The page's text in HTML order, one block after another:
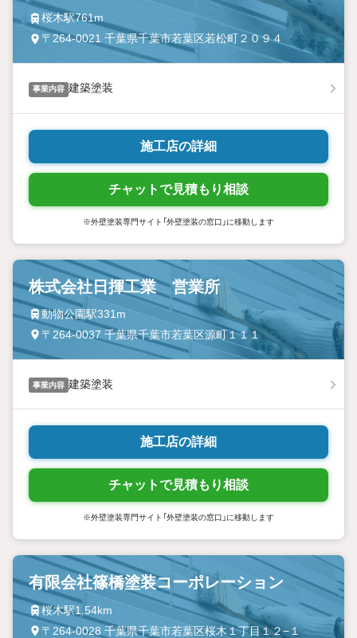
桜木駅761m
〒264-0021 千葉県千葉市若葉区若松町２０９４
事業内容 建築塗装
施工店の詳細
チャットで見積もり相談
※外壁塗装専門サイト「外壁塗装の窓口」に移動します
株式会社日揮工業 営業所
動物公園駅331m
〒264-0037 千葉県千葉市若葉区源町１１１
事業内容 建築塗装
施工店の詳細
チャットで見積もり相談
※外壁塗装専門サイト「外壁塗装の窓口」に移動します
有限会社篠橋塗装コーポレーション
桜木駅1.54km
〒264-0028 千葉県千葉市若葉区桜木１丁目１２−１